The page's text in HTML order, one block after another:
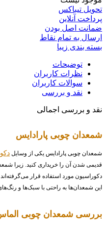
تحویل تیباکس
پرداخت آنلاین
ضمانت اصل بودن
ارسال به تمام نقاط
بسته بندی زیبا
توضیحات
نظرات کاربران
سوالات کاربران
نقد و بررسی
نقد و بررسی اجمالی
شمعدان چوبی پارادایس
شمعدان چوبی پارادایس یکی از وسایل
قدیمی شدن آن را خریداری کنید. زیرا
دکوراسیون مورد استفاده قرار
این شمعدان‌ها به راحتی با سبک‌ها و
بررسی شمعدان چوبی